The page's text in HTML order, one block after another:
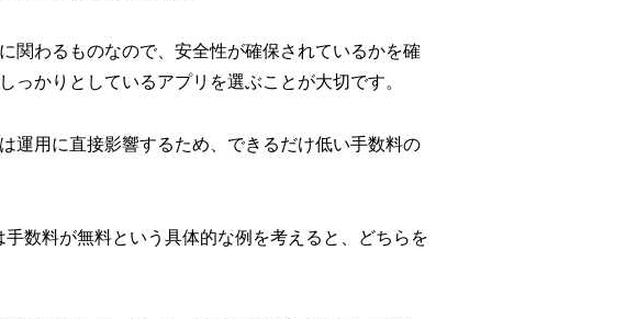
関わるものなので、安全性が確保されているかを確
かりとしているアプリを選ぶことが大切です。
運用に直接影響するため、できるだけ低い手数料の
数料が無料という具体的な例を考えると、どちらを